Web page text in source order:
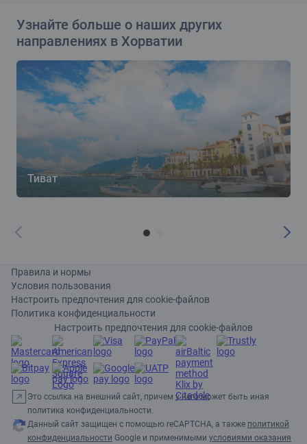
Узнайте больше о наших других
направлениях в Хорватии
Тиват
Правила и нормы
Условия пользования
Настроить предпочтения для cookie-файлов
Политика конфиденциальности
Настроить предпочтения для cookie-файлов
Это ссылка на внешний сайт, причем у него может быть иная
политика конфиденциальности.
Данный сайт защищен с помощью reCAPTCHA, а также политикой
конфиденциальности Google и применимыми условиями оказания